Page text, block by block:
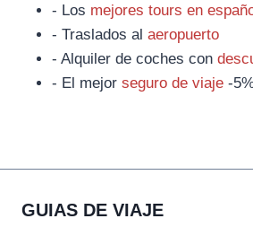
- Los mejores tours en
- Traslados al aeropuerto
- Alquiler de coches con
- El mejor seguro de viaje -
GUIAS DE VIAJE